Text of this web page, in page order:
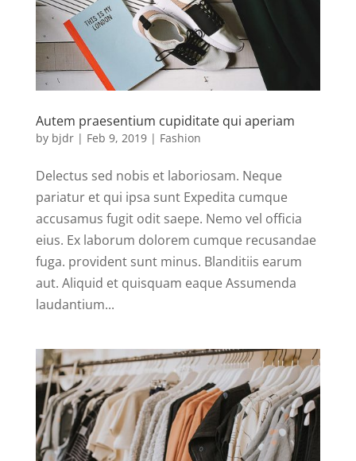
Autem praesentium cupiditate qui aperiam
by bjdr| Feb 9, 2019| Fashion
Delectus sed nobis et laboriosam. Neque
pariatur et qui ipsa sunt Expedita cumque
accusamus fugit odit saepe. Nemo vel officia
eius. Ex laborum dolorem cumque recusandae
fuga. provident sunt minus. Blanditiis earum
aut. Aliquid et quisquam eaque Assumenda
laudantium...